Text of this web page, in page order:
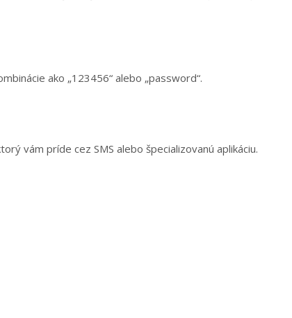
ako „123456“ alebo „password“.
vám príde cez SMS alebo špecializovanú aplikáciu.